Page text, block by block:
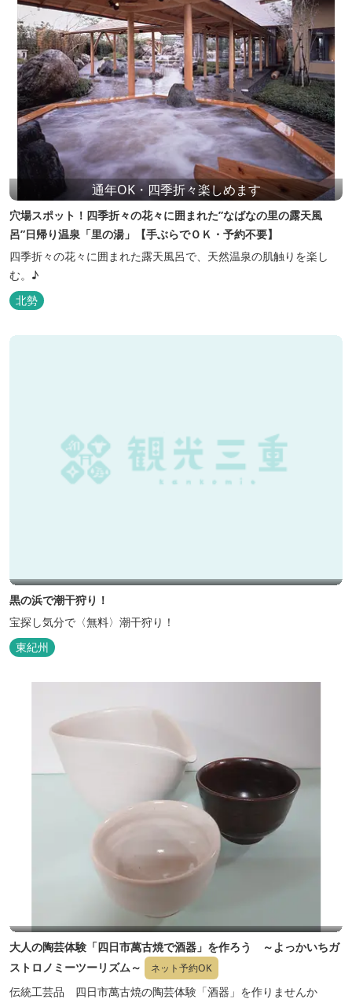
通年OK・四季折々楽しめます
穴場スポット！四季折々の花々に囲まれた”なばなの里の露天風
呂”日帰り温泉「里の湯」【手ぶらでＯＫ・予約不要】
四季折々の花々に囲まれた露天風呂で、天然温泉の肌触りを楽し
む。♪
北勢
黒の浜で潮干狩り！
宝探し気分で〈無料〉潮干狩り！
東紀州
大人の陶芸体験「四日市萬古焼で酒器」を作ろう ～よっかいちガ
ストロノミーツーリズム～
ネット予約OK
伝統工芸品 四日市萬古焼の陶芸体験「酒器」を作りませんか